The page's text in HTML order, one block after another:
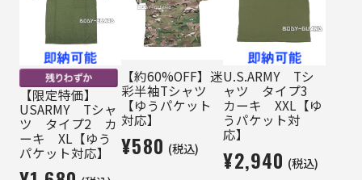
【限定特価】
USARMY Tシャ
ツ タイプ2 カ
ーキ XL【ゆう
パケット対応】
【約60%OFF】迷
彩半袖Tシャツ
【ゆうパケット
対応】
¥580 (税込)
U.S.ARMY Tシ
ャツ タイプ3
カーキ XXL【ゆ
うパケット対
応】
¥2,940 (税込)